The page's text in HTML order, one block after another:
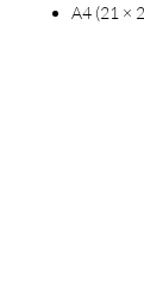
A4 (21 ×